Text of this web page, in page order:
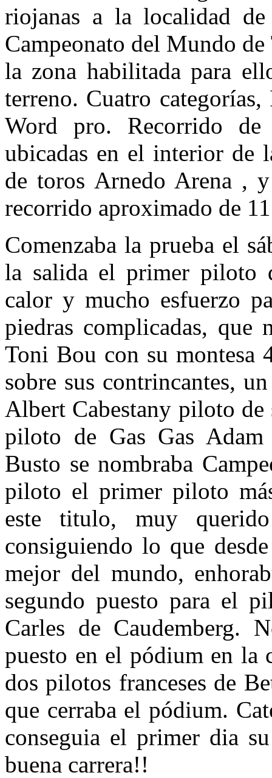
riojanas a la localidad
Campeonato del Mundo
la zona habilitada para
terreno. Cuatro
Word pro. Recorrido
ubicadas en el interior de
de toros Arnedo Arena ,
recorrido aproximado de
Comenzaba la prueba el
la salida el primer piloto
calor y mucho esfuerzo
piedras complicadas, que
Toni Bou con su montesa
sobre sus contrincantes,
Albert Cabestany piloto de
piloto de Gas Gas
Busto se nombraba
piloto el primer piloto
este titulo, muy
consiguiendo lo que
mejor del mundo,
segundo puesto para el
Carles de Caudemberg.
puesto en el pódium en la
dos pilotos franceses de
que cerraba el pódium.
conseguia el primer dia
buena carrera!!